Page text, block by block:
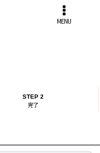
MENU
STEP 2
完了